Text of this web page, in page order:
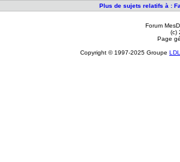
Plus de sujets relatifs à :
Forum
(c)
Page
Copyright © 1997-2025 Groupe